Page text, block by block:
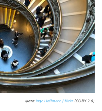
Фото: Ingo Hoffmann / flickr (CC BY 2.0)